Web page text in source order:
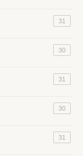
31
30
31
30
31